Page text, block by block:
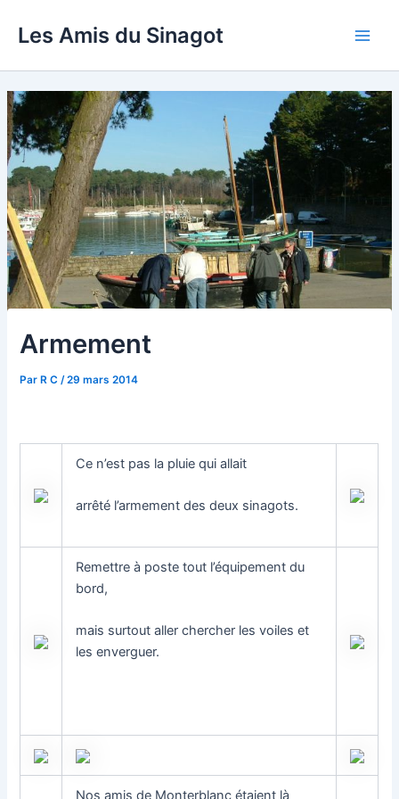
Les Amis du Sinagot
Armement
Par R C/29 mars 2014
Ce n’est pas la pluie qui allait
arrêté l’armement des deux sinagots.
Remettre à poste tout l’équipement du
bord,
mais surtout aller chercher les voiles et
les enverguer.
Nos amis de Monterblanc étaient là